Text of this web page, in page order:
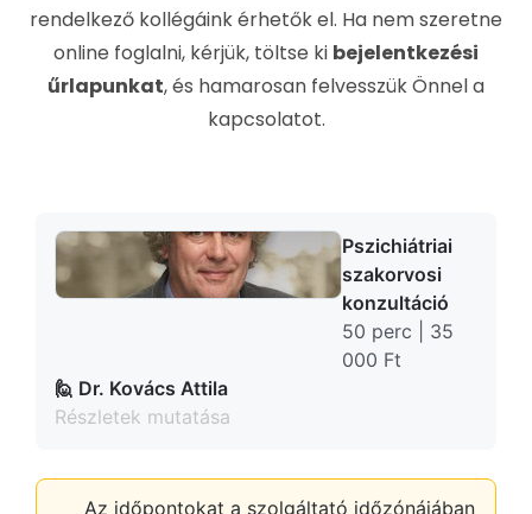
rendelkező kollégáink érhetők el. Ha nem szeretne
online foglalni, kérjük, töltse ki bejelentkezési
űrlapunkat, és hamarosan felvesszük Önnel a
kapcsolatot.